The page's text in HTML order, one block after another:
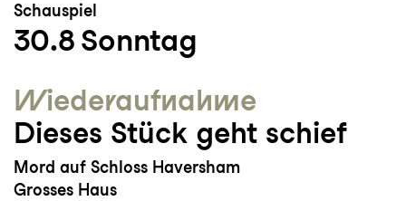
Schauspiel
30.8 Sonntag
Wieder­aufnahme
Dieses Stück geht schief
Mord auf Schloss Haversham
Grosses Haus